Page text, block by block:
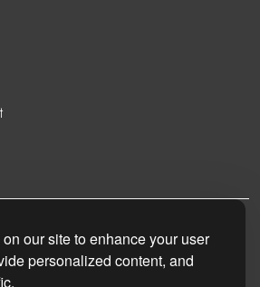
our site to enhance your user
personalized content, and
Nádor utca 19.